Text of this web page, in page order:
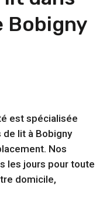
Bobigny
est spécialisée
lit à Bobigny
Nos
les jours pour toute
domicile,